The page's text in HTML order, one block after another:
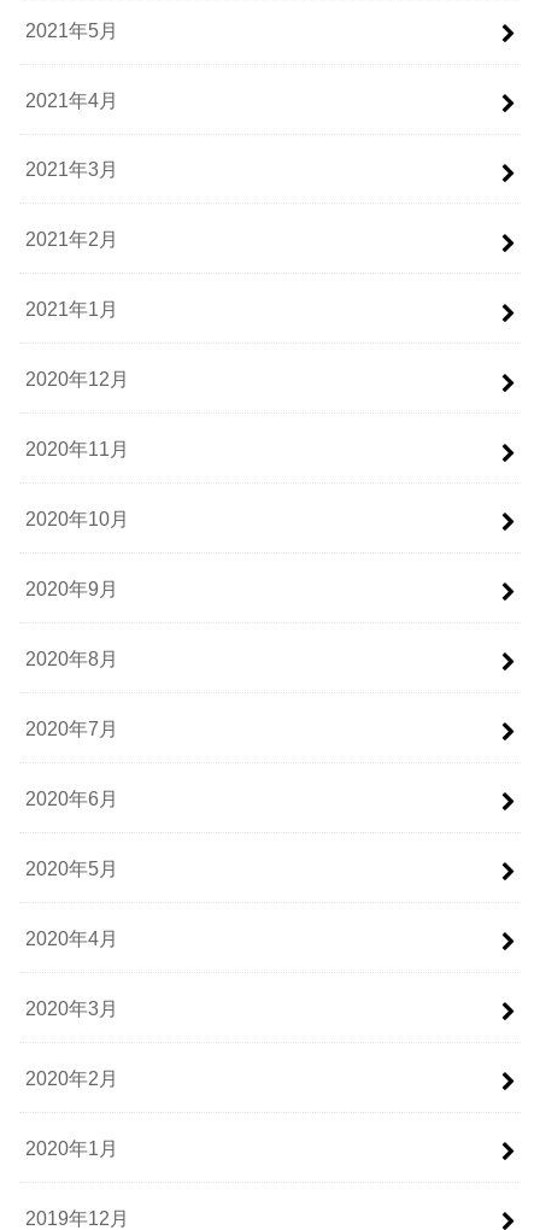
2021年5月
2021年4月
2021年3月
2021年2月
2021年1月
2020年12月
2020年11月
2020年10月
2020年9月
2020年8月
2020年7月
2020年6月
2020年5月
2020年4月
2020年3月
2020年2月
2020年1月
2019年12月